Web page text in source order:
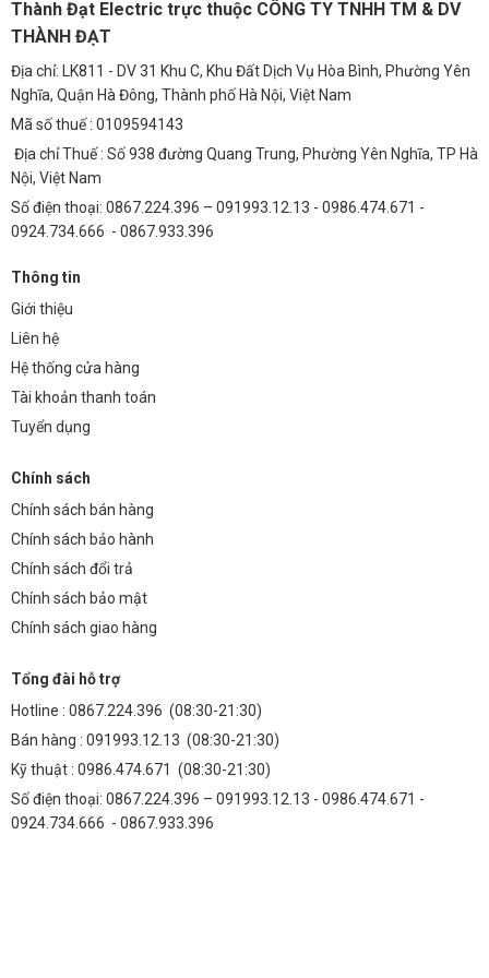
Điện năng tiêu thụ
Chi phí điện (VNĐ/kWh) 2500
Chi phí điện hàng năm
(VNĐ)
Chi phí bảo trì (5 năm)
Tổng chi phí (5 năm)
6.540.000
Như vậy, sau 5 năm sử dụng, tổng chi phí vận hành và
bảo trì đèn Đường Led M14 50W tiết kiệm hơn khoảng
28% so với đèn Sodium 70W.
5. Câu Hỏi Thường Gặp (FAQ)
1. Đèn Đường Led M14 50W có cần sử
động trực tiếp với nguồn điện 220V, không cần sử dụng
thêm bộ điều khiển.
2. Đèn có khả năng chống sét không?
Đèn Đường Led M14 50W có tích hợp mạch bảo vệ
nhiên, để đảm bảo an toàn tối đa, nên lắp đặt thêm thiết bị
chống sét lan truyền.
3. Thời gian bảo hành của đèn là bao lâu?
Đèn Đường Led M14 50W được bảo hành 2 năm kể từ
ngày mua hàng.
Thành Đạt Electric trực thuộc CÔNG TY TNHH TM & DV
THÀNH ĐẠT
Địa chỉ: LK811 - DV 31 Khu C, Khu Đất Dịch Vụ Hòa Bình, Phường Yên
Nghĩa, Quận Hà Đông, Thành phố Hà Nội, Việt Nam
Mã số thuế : 0109594143
Địa chỉ Thuế : Số 938 đường Quang Trung, Phường Yên Nghĩa, TP Hà
Nội, Việt Nam
Số điện thoại: 0867.224.396 – 091993.12.13 - 0986.474.671 -
0924.734.666 - 0867.933.396
Thông tin
Giới thiệu
Liên hệ
Hệ thống cửa hàng
Tài khoản thanh toán
Tuyển dụng
Chính sách
Chính sách bán hàng
Chính sách bảo hành
Chính sách đổi trả
Chính sách bảo mật
Chính sách giao hàng
Tổng đài hỗ trợ
Hotline : 0867.224.396 (08:30-21:30)
Bán hàng : 091993.12.13 (08:30-21:30)
Kỹ thuật : 0986.474.671 (08:30-21:30)
Số điện thoại: 0867.224.396 – 091993.12.13 - 0986.474.671 -
0924.734.666 - 0867.933.396